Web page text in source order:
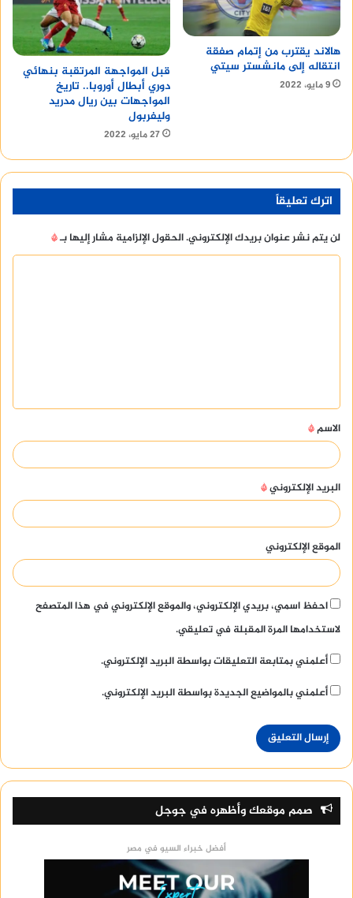
هالاند يقترب من إتمام صفقة
انتقاله إلى مانشستر سيتي
9 مايو، 2022
قبل المواجهة المرتقبة بنهائي
دوري أبطال أوروبا.. تاريخ
المواجهات بين ريال مدريد
وليفربول
27 مايو، 2022
اترك تعليقاً
لن يتم نشر عنوان بريدك الإلكتروني.الحقول الإلزامية مشار إليها بـ*
ق
*
الاسم*
البريد الإلكتروني*
الموقع الإلكتروني
احفظ اسمي، بريدي الإلكتروني، والموقع الإلكتروني في هذا المتصفح
لاستخدامها المرة المقبلة في تعليقي.
أعلمني بمتابعة التعليقات بواسطة البريد الإلكتروني.
أعلمني بالمواضيع الجديدة بواسطة البريد الإلكتروني.
صمم موقعك وأظهره في جوجل
أفضل خبراء السيو في مصر